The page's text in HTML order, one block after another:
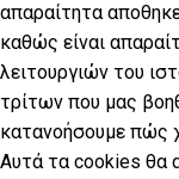
απαραίτητα
καθώς είναι
λειτουργιών του
τρίτων που μας
κατανοήσουμε πώς
Αυτά τα cookies θα